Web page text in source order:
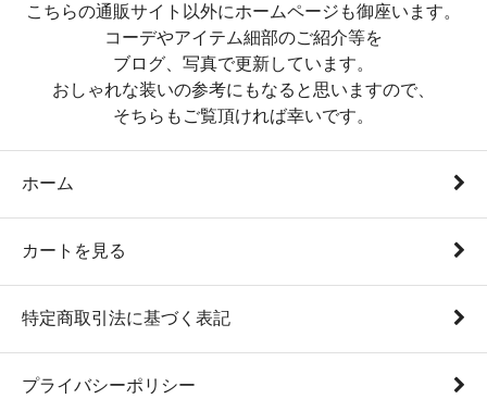
こちらの通販サイト以外にホームページも御座います。
コーデやアイテム細部のご紹介等を
ブログ、写真で更新しています。
おしゃれな装いの参考にもなると思いますので、
そちらもご覧頂ければ幸いです。
ホーム
カートを見る
特定商取引法に基づく表記
プライバシーポリシー